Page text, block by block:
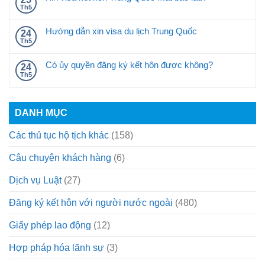
Th5
24
Th5
Hướng dẫn xin visa du lịch Trung Quốc
24
Th5
Có ủy quyền đăng ký kết hôn được không?
DANH MỤC
Các thủ tục hộ tịch khác (158)
Câu chuyện khách hàng (6)
Dịch vụ Luật(27)
Đăng ký kết hôn với người nước ngoài (480)
Giấy phép lao động (12)
Hợp pháp hóa lãnh sự (3)